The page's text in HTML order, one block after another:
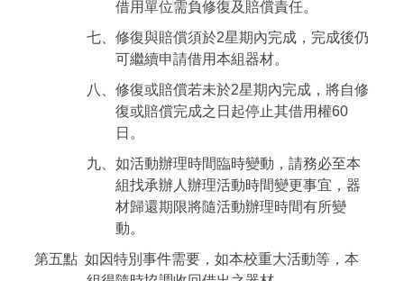
借用單位需負修復及賠償責任。
七、修復與賠償須於2星期內完成，完成後仍
可繼續申請借用本組器材。
八、修復或賠償若未於2星期內完成，將自修
復或賠償完成之日起停止其借用權60
日。
九、如活動辦理時間臨時變動，請務必至本
組找承辦人辦理活動時間變更事宜，器
材歸還期限將隨活動辦理時間有所變
動。
第五點 如因特別事件需要，如本校重大活動等，本